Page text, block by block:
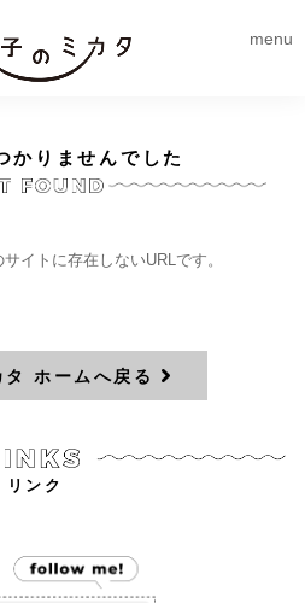
menu
かりませんでした
イトに存在しないURLです。
タ ホームへ戻る
リンク